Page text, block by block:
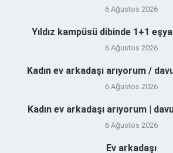
6 Ağustos 2026
Yıldız kampüsü dibinde 1+1
6 Ağustos 2026
Kadın ev arkadaşı arıyorum /
6 Ağustos 2026
Kadın ev arkadaşı arıyorum |
6 Ağustos 2026
Ev arkadaşı